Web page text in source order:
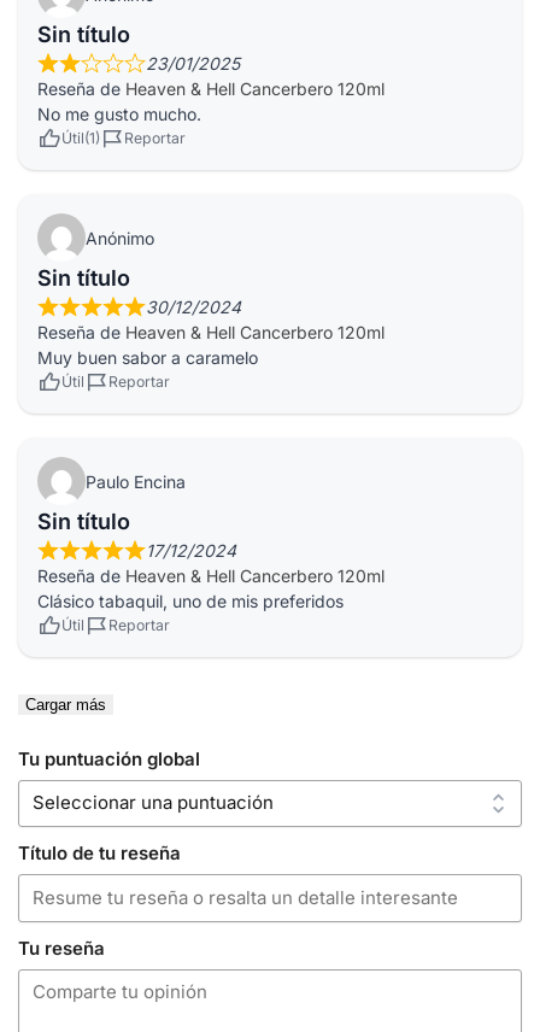
Sin título
23/01/2025
Reseña de Heaven & Hell Cancerbero 120ml
No me gusto mucho.
Útil Reportar
Anónimo
Sin título
30/12/2024
Reseña de Heaven & Hell Cancerbero 120ml
Muy buen sabor a caramelo
Útil Reportar
Paulo Encina
Sin título
17/12/2024
Reseña de Heaven & Hell Cancerbero 120ml
Clásico tabaquil, uno de mis preferidos
Útil Reportar
Cargar más
Tu puntuación global
Título de tu reseña
Tu reseña